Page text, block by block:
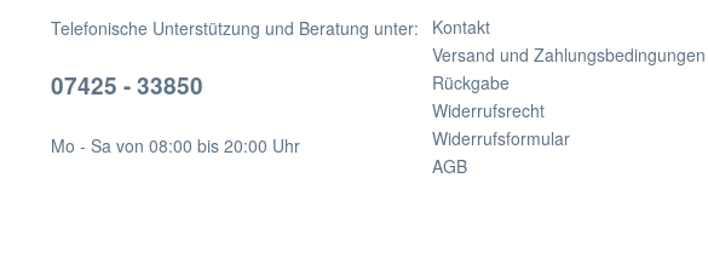
Telefonische Unterstützung und Beratung unter:
07425 - 33850
Mo - Sa von 08:00 bis 20:00 Uhr
Kontakt
Versand und Zahlungsbedingungen
Rückgabe
Widerrufsrecht
Widerrufsformular
AGB